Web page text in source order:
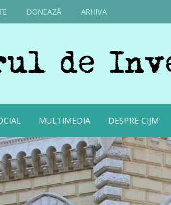
DONEAZĂ ARHIVA
MULTIMEDIA DESPRE CIJM